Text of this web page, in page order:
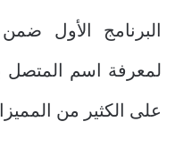
البرنامج الأول
لمعرفة اسم المتصل
على الكثير من